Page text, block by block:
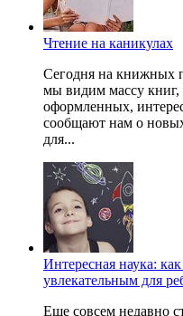
Чтение на каникулах
Сегодня на книжных
мы видим массу книг,
оформленных,
сообщают нам о
для...
Интересная наука:
увлекательным для
Еще совсем недавно